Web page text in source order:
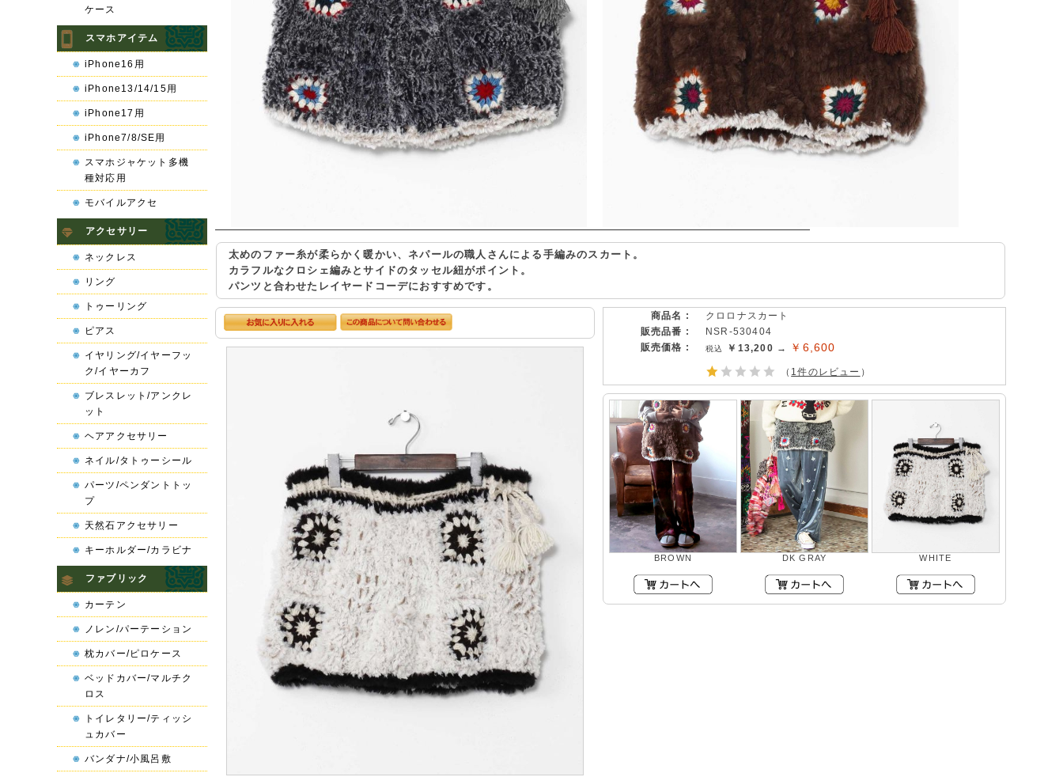
太めのファー糸が柔らかく暖かい、ネパールの職人さんによる手編みのスカート。
カラフルなクロシェ編みとサイドのタッセル紐がポイント。
パンツと合わせたレイヤードコーデにおすすめです。
商品名 :
クロロナスカート
販売品番 :
NSR-530404
販売価格 :
￥13,200 → ￥6,600
（ 1件のレビュー ）
BROWN DK GRAY WHITE
ケース
スマホアイテム
iPhone16用
iPhone13/14/15用
iPhone17用
iPhone7/8/SE用
スマホジャケット多機
種対応用
モバイルアクセ
アクセサリー
ネックレス
リング
トゥーリング
ピアス
イヤリング/イヤーフッ
ク/イヤーカフ
ブレスレット/アンクレ
ット
ヘアアクセサリー
ネイル/タトゥーシール
パーツ/ペンダントトッ
プ
天然石アクセサリー
キーホルダー/カラビナ
ファブリック
カーテン
ノレン/パーテーション
枕カバー/ピロケース
ベッドカバー/マルチク
ロス
トイレタリー/ティッシ
ュカバー
バンダナ/小風呂敷